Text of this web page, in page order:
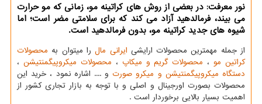
نور معرفت: در بعضی از روش های كراتینه مو، زمانی كه مو حرارت
می بیند، فرمالدهید آزاد می كند كه برای سلامتی مضر است؛ اما
شیوه های جدید كراتینه مو، بدون فرمالدهید است.
از جمله مهمترین محصولات ارایشی ایرانی مالرا میتوان به محصولات
کراتین مو، محصولات گریم و میکاپ ، محصولات میکروپیگمنتیشن ،
دستگاه میکروپیگمنتیشن و میکرو صورت و .... اشاره نمود ، خرید این
محصولات بصورت اورجینال و اصلی و با توجه به بازار تجاری کشور از
اهمیت بسیار بالایی برخوردار است .